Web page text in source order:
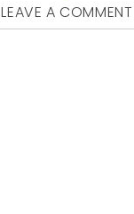
LEAVE A COMMENT